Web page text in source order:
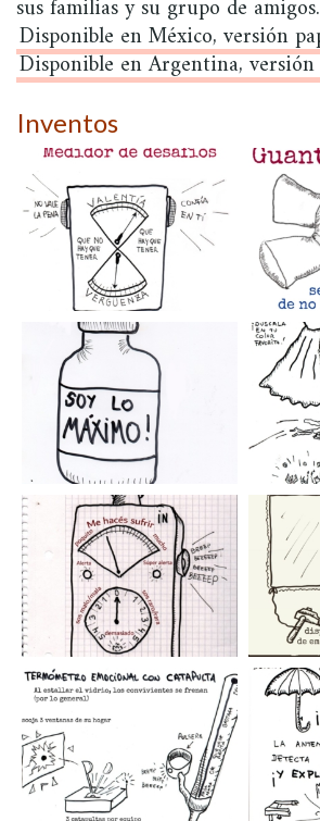
sus familias y su grupo de amigos.
Disponible en México, versión
Disponible en Argentina,
Inventos